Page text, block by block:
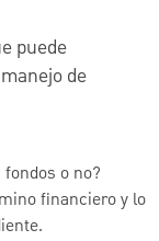
puede
de
o no?
financiero y lo